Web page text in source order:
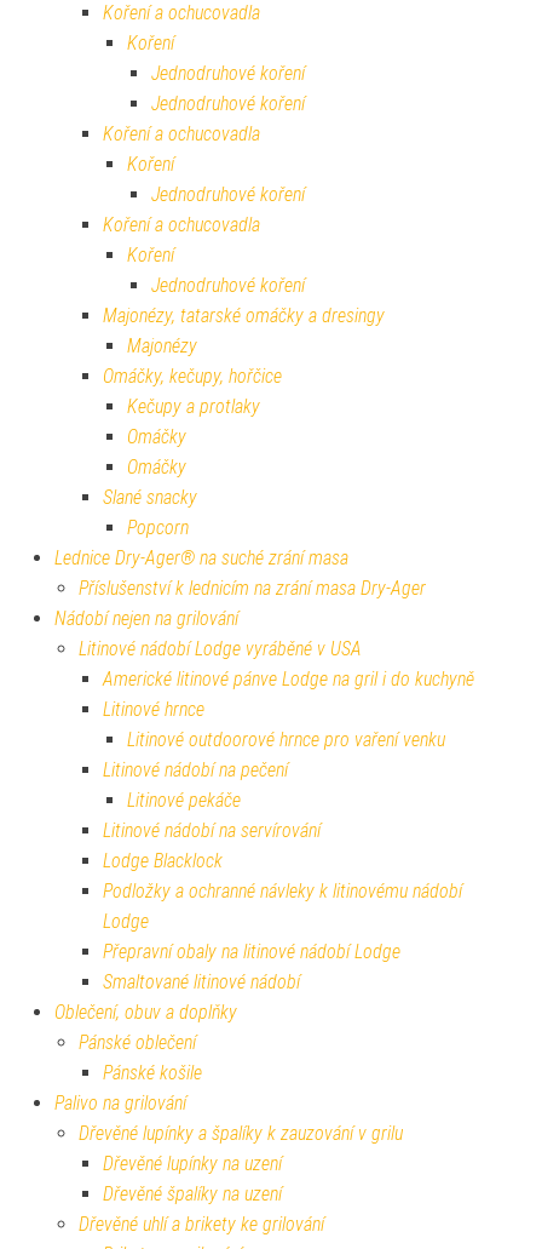
Koření a ochucovadla
Koření
Jednodruhové koření
Jednodruhové koření
Koření a ochucovadla
Koření
Jednodruhové koření
Koření a ochucovadla
Koření
Jednodruhové koření
Majonézy, tatarské omáčky a dresingy
Majonézy
Omáčky, kečupy, hořčice
Kečupy a protlaky
Omáčky
Omáčky
Slané snacky
Popcorn
Lednice Dry-Ager® na suché zrání masa
Příslušenství k lednicím na zrání masa Dry-Ager
Nádobí nejen na grilování
Litinové nádobí Lodge vyráběné v USA
Americké litinové pánve Lodge na gril i do kuchyně
Litinové hrnce
Litinové outdoorové hrnce pro vaření venku
Litinové nádobí na pečení
Litinové pekáče
Litinové nádobí na servírování
Lodge Blacklock
Podložky a ochranné návleky k litinovému nádobí
Lodge
Přepravní obaly na litinové nádobí Lodge
Smaltované litinové nádobí
Oblečení, obuv a doplňky
Pánské oblečení
Pánské košile
Palivo na grilování
Dřevěné lupínky a špalíky k zauzování v grilu
Dřevěné lupínky na uzení
Dřevěné špalíky na uzení
Dřevěné uhlí a brikety ke grilování